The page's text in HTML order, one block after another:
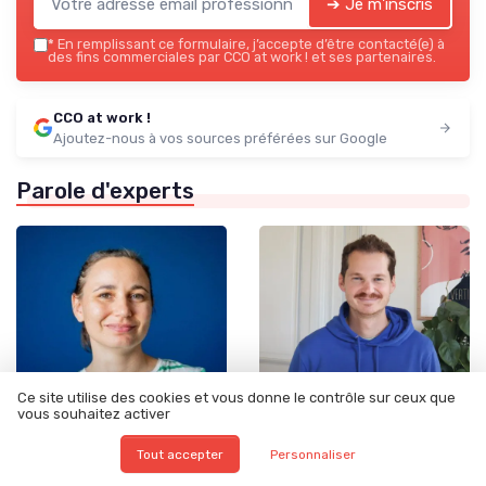
➔ Je m'inscris
* En remplissant ce formulaire, j’accepte d’être contacté(e) à
des fins commerciales par CCO at work ! et ses partenaires.
CCO at work !
Ajoutez-nous à vos sources préférées sur Google
Parole d'experts
01/07/2026
Interview •
Ce site utilise des cookies et vous donne le contrôle sur ceux que
vous souhaitez activer
Tout accepter Personnaliser